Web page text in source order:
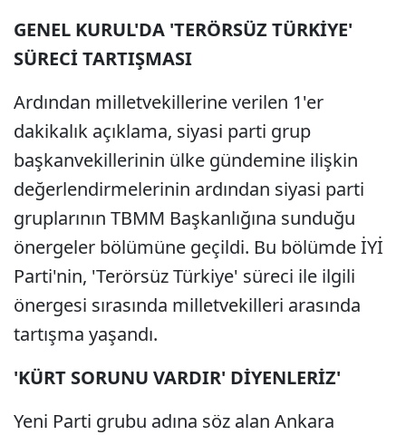
GENEL KURUL'DA 'TERÖRSÜZ TÜRKİYE'
SÜRECİ TARTIŞMASI
Ardından milletvekillerine verilen 1'er
dakikalık açıklama, siyasi parti grup
başkanvekillerinin ülke gündemine ilişkin
değerlendirmelerinin ardından siyasi parti
gruplarının TBMM Başkanlığına sunduğu
önergeler bölümüne geçildi. Bu bölümde İYİ
Parti'nin, 'Terörsüz Türkiye' süreci ile ilgili
önergesi sırasında milletvekilleri arasında
tartışma yaşandı.
'KÜRT SORUNU VARDIR' DİYENLERİZ'
Yeni Parti grubu adına söz alan Ankara